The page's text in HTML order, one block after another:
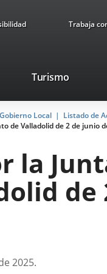
Trabaja
TurismoEste
se
abrirá
en
ventana
nueva.
Local
Listado de
de Valladolid de 2 de junio
la
de
2025.